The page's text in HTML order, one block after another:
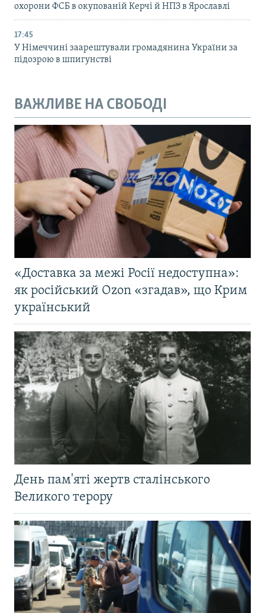
охорони ФСБ в окупованій Керчі й НПЗ в Ярославлі
17:45
У Німеччині заарештували громадянина України за
підозрою в шпигунстві
ВАЖЛИВЕ НА СВОБОДІ
«Доставка за межі Росії недоступна»:
як російський Ozon «згадав», що Крим
український
День пам'яті жертв сталінського
Великого терору